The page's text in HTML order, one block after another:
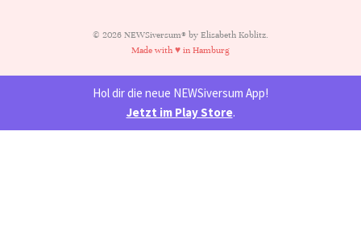
© 2026 NEWSiversum® by Elisabeth Koblitz.
Made with ♥ in Hamburg
Hol dir die neue NEWSiversum App!
Jetzt im Play Store.